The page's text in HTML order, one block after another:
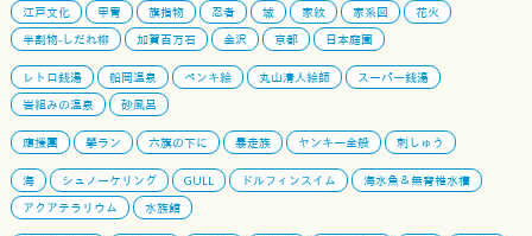
江戸文化
甲冑 旗指物 忍者 城 家紋 家系図
花火
半割物-しだれ柳
加賀百万石 金沢 京都 日本庭園
レトロ銭湯 船岡温泉 ペンキ絵 丸山清人絵師
スーパー銭湯
岩組みの温泉
砂風呂
應援團 學ラン 六旗の下に 暴走族 ヤンキー全般 刺しゅう
海 シュノーケリング GULL ドルフィンスイム
海水魚＆無脊椎水槽
アクアテラリウム
水族館